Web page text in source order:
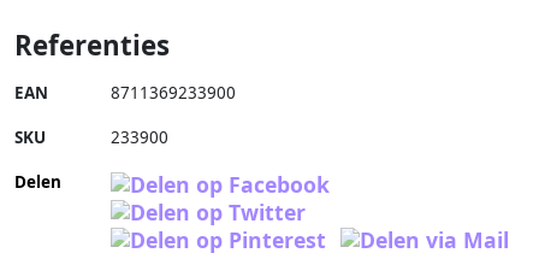
Referenties
EAN 8711369233900
SKU 233900
Delen